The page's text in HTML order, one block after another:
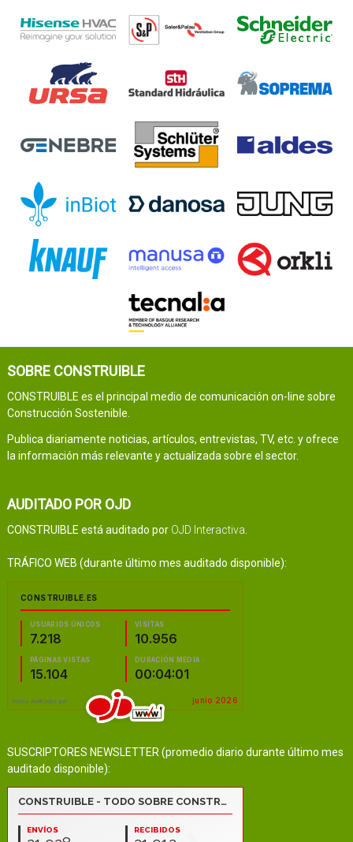
SOBRE CONSTRUIBLE
CONSTRUIBLE es el principal medio de comunicación on-line sobre
Construcción Sostenible.
Publica diariamente noticias, artículos, entrevistas, TV, etc. y ofrece
la información más relevante y actualizada sobre el sector.
AUDITADO POR OJD
CONSTRUIBLE está auditado por OJD Interactiva
TRÁFICO WEB (durante último mes auditado disponible):
SUSCRIPTORES NEWSLETTER (promedio diario durante último mes
auditado disponible):